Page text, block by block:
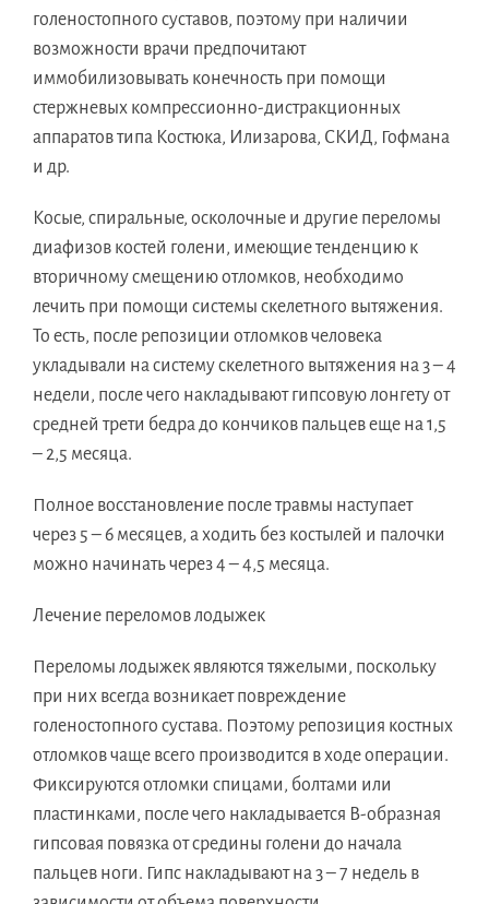
голеностопного суставов, поэтому при наличии
возможности врачи предпочитают
иммобилизовывать конечность при помощи
стержневых компрессионно-дистракционных
аппаратов типа Костюка, Илизарова, СКИД, Гофмана
и др.
Косые, спиральные, осколочные и другие переломы
диафизов костей голени, имеющие тенденцию к
вторичному смещению отломков, необходимо
лечить при помощи системы скелетного вытяжения.
То есть, после репозиции отломков человека
укладывали на систему скелетного вытяжения на 3 – 4
недели, после чего накладывают гипсовую лонгету от
средней трети бедра до кончиков пальцев еще на 1,5
– 2,5 месяца.
Полное восстановление после травмы наступает
через 5 – 6 месяцев, а ходить без костылей и палочки
можно начинать через 4 – 4,5 месяца.
Лечение переломов лодыжек
Переломы лодыжек являются тяжелыми, поскольку
при них всегда возникает повреждение
голеностопного сустава. Поэтому репозиция костных
отломков чаще всего производится в ходе операции.
Фиксируются отломки спицами, болтами или
пластинками, после чего накладывается В-образная
гипсовая повязка от средины голени до начала
пальцев ноги. Гипс накладывают на 3 – 7 недель в